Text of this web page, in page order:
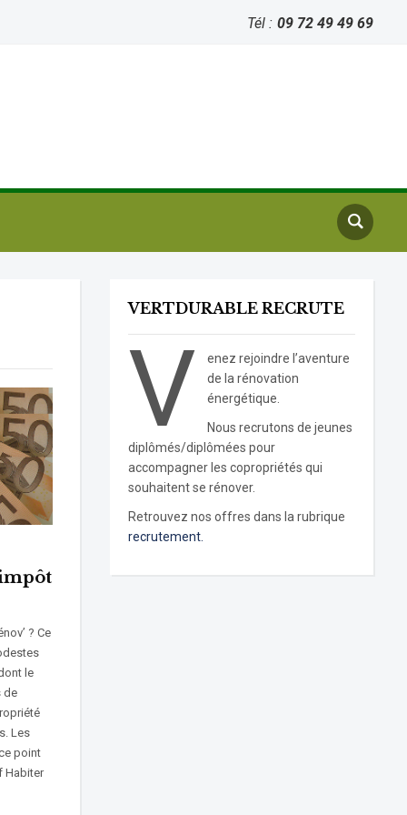
Tél : 09 72 49 49 69
? Ce
le
de
Les
point
Habiter
VERTDURABLE RECRUTE
V
enez rejoindre l’aventure
de la rénovation
énergétique.
Nous recrutons de jeunes
diplômés/diplômées pour
accompagner les copropriétés qui
souhaitent se rénover.
Retrouvez nos offres dans la rubrique
recrutement.